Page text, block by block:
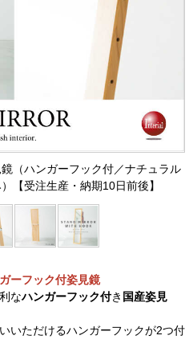
（ハンガーフック付／ナチュラル
【受注生産・納期10日前後】
ーフック付姿見鏡
なハンガーフック付き 国産姿見
いただけるハンガーフックが2つ付